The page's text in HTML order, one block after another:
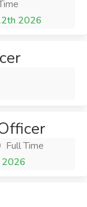
2026
Full Time
2026